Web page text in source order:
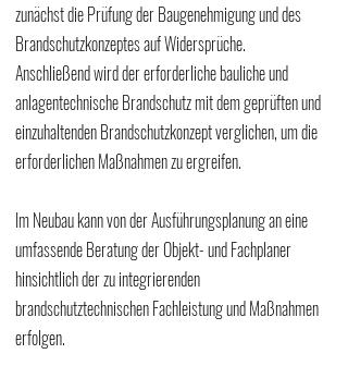
zunächst die Prüfung der Baugenehmigung und des
Brandschutzkonzeptes auf Widersprüche.
Anschließend wird der erforderliche bauliche und
anlagentechnische Brandschutz mit dem geprüften und
einzuhaltenden Brandschutzkonzept verglichen, um die
erforderlichen Maßnahmen zu ergreifen.
Im Neubau kann von der Ausführungsplanung an eine
umfassende Beratung der Objekt- und Fachplaner
hinsichtlich der zu integrierenden
brandschutztechnischen Fachleistung und Maßnahmen
erfolgen.